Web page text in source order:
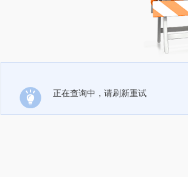
正在查询中，请刷新重试